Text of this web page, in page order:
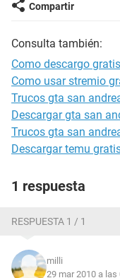
Compartir
Consulta también:
Como descargo
Como usar stremio
Trucos gta san
Descargar gta san
Trucos gta san
Descargar temu
1 respuesta
RESPUESTA 1 / 1
milli
29 mar 2010 a las